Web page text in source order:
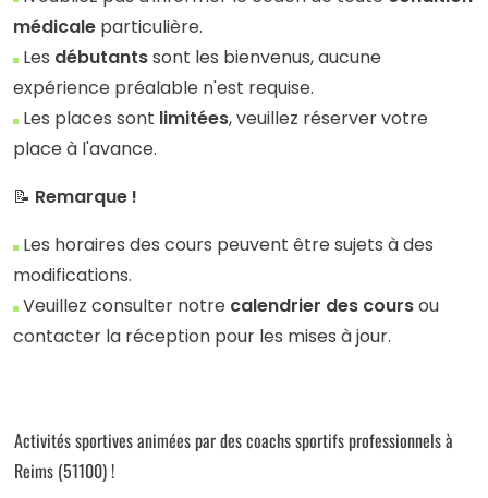
médicaleparticulière.
Les débutantssont les bienvenus, aucune
expérience préalable n'est requise.
Les places sont limitées, veuillez réserver votre
place à l'avance.
📝 Remarque !
Les horaires des cours peuvent être sujets à des
modifications.
Veuillez consulter notrecalendrier des coursou
contacter la réception pour les mises à jour.
Activités sportives animées par des coachs sportifs professionnels à
Reims (51100) !